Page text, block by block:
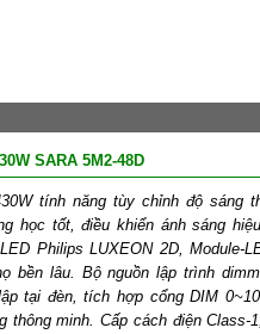
SARA 5M2-48D
tính năng tùy chỉnh độ sáng
học tốt, điều khiển ánh sáng
Philips LUXEON 2D, Module-
bền lâu. Bộ nguồn lập trình
tại đèn, tích hợp cổng DIM
thông minh. Cấp cách điện Class-